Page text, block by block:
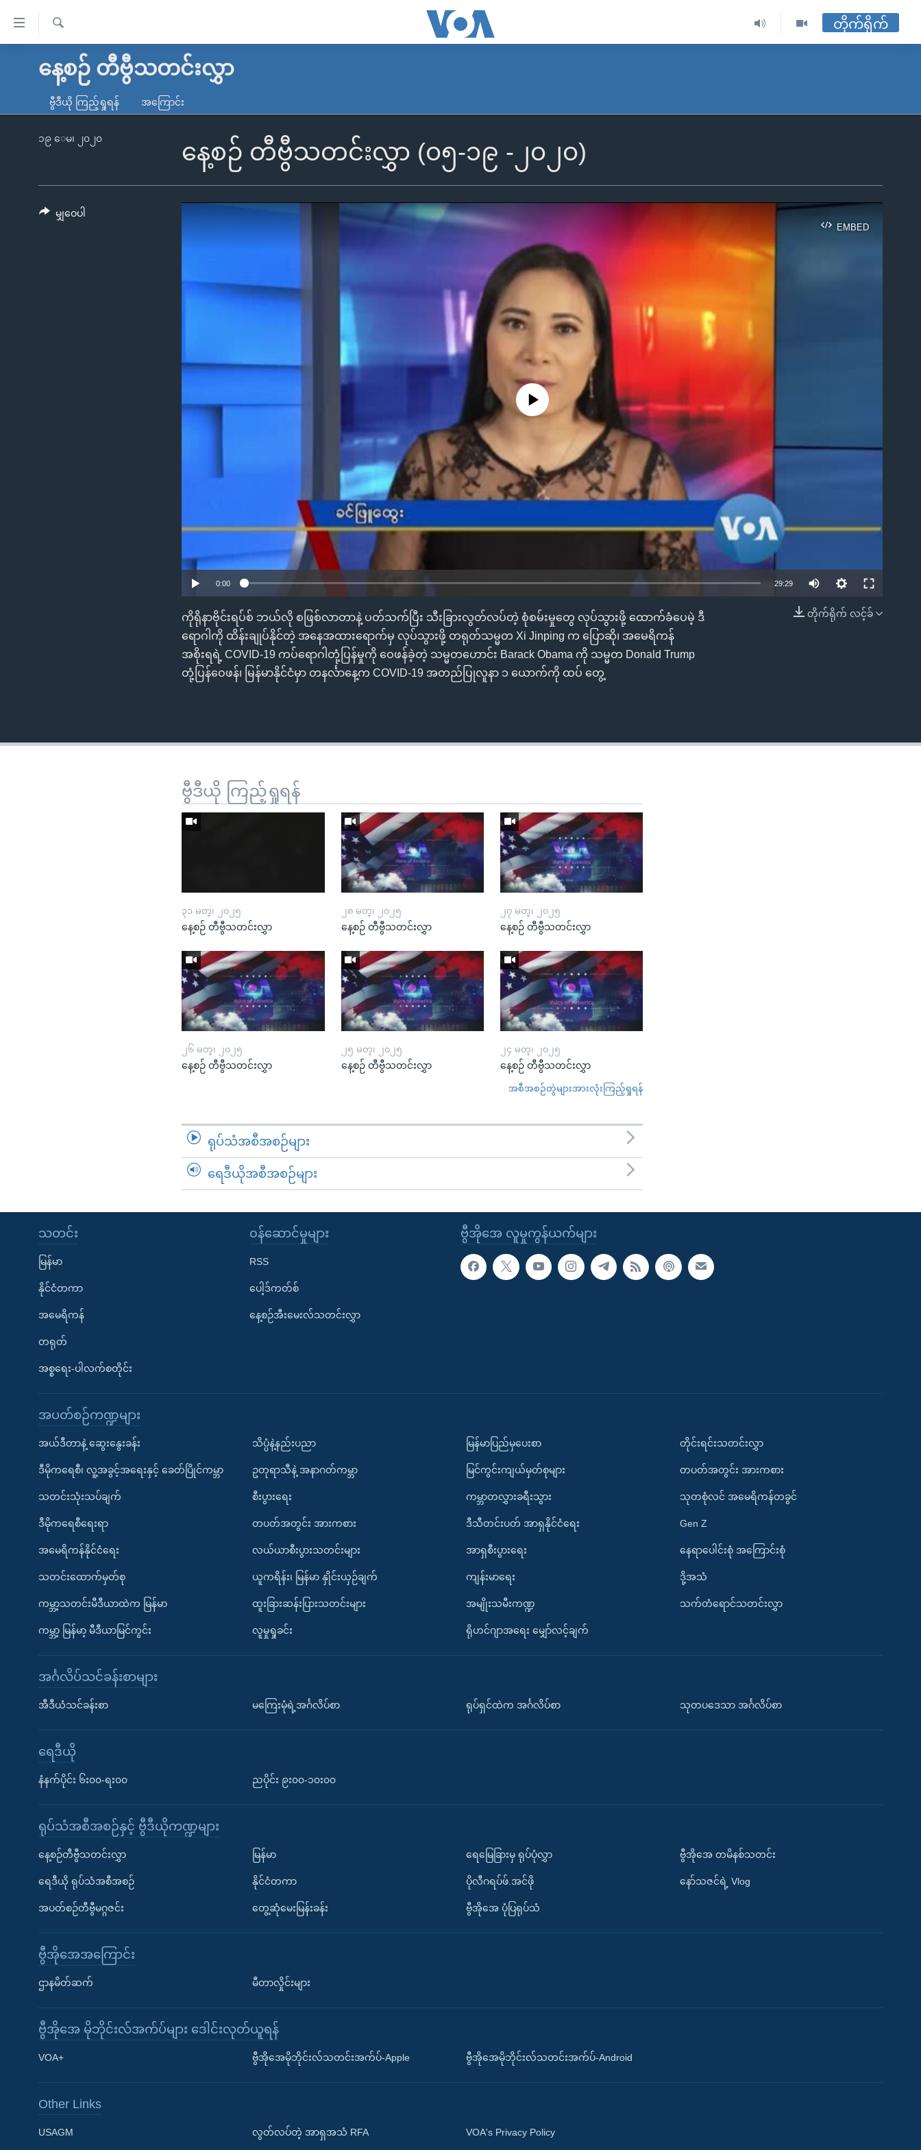
လွယ်ကူ
သည့်
မူလစာမျက်နှာ
ကမ္ဘာ့သတင်းများ
နိုင်ငံတကာ
တရုတ်
အစ္စရေး-ပါလက်စတိုင်း
ရပ်ဝန်းတခု လမ်းတခု အလွန်
အင်္ဂလိပ်စာလေ့လာမယ်
Learning English
ရ
တိုက်ရိုက်
နေ့စဉ် တီဗွီသတင်းလွှာ
ဗွီဒီယို ကြည့်ရှုရန် အကြောင်း
နေ့စဉ် တီဗွီသတင်းလွှာ (၀၅-၁၉ -၂၀၂၀)
၁၉ ေမ၊ ၂၀၂၀
EMBED
EMBED
No media source currently available
0:00 29:29
တိုက်ရိုက် လင့်ခ်
ကိုရိုနာဗိုင်းရပ်စ် ဘယ်လို စဖြစ်လာတာနဲ့ ပတ်သက်ပြီး သီးခြားလွတ်လပ်တဲ့ စုံစမ်းမှုတွေ လုပ်သွားဖို့ ထောက်ခံပေမဲ့ ဒီ
ရောဂါကို ထိန်းချုပ်နိုင်တဲ့ အနေအထားရောက်မှ လုပ်သွားဖို့ တရုတ်သမ္မတ Xi Jinping က ပြောဆို၊ အမေရိကန်
အစိုးရရဲ့ COVID-19 ကပ်ရောဂါတုံ့ပြန်မှုကို ဝေဖန်ခဲ့တဲ့ သမ္မတဟောင်း Barack Obama ကို သမ္မတ Donald Trump
တုံ့ပြန်ဝေဖန်၊ မြန်မာနိုင်ငံမှာ တနင်္လာနေ့က COVID-19 အတည်ပြုလူနာ ၁ ယောက်ကို ထပ် တွေ့
မျှဝေပါ
ဗွီဒီယို ကြည့်ရှုရန်
၃၁ မတ္၊ ၂၀၂၅
နေ့စဉ် တီဗွီသတင်းလွှာ
၂၈ မတ္၊ ၂၀၂၅
နေ့စဉ် တီဗွီသတင်းလွှာ
၂၇ မတ္၊ ၂၀၂၅
နေ့စဉ် တီဗွီသတင်းလွှာ
၂၆ မတ္၊ ၂၀၂၅
နေ့စဉ် တီဗွီသတင်းလွှာ
၂၅ မတ္၊ ၂၀၂၅
နေ့စဉ် တီဗွီသတင်းလွှာ
၂၄ မတ္၊ ၂၀၂၅
နေ့စဉ် တီဗွီသတင်းလွှာ
အစီအစဉ်တွဲများအားလုံးကြည့်ရှုရန်
ရုပ်သံအစီအစဉ်များ
ရေဒီယိုအစီအစဉ်များ
ဗွီအိုအေ လူမှုကွန်ယက်များ
သတင်း
မြန်မာ
နိုင်ငံတကာ
အမေရိကန်
တရုတ်
အစ္စရေး-ပါလက်စတိုင်း
၀န်ဆောင်မှုများ
RSS
ပေါ့ဒ်ကတ်စ်
နေ့စဉ်အီးမေးလ်သတင်းလွှာ
အပတ်စဉ်ကဏ္ဍများ
အယ်ဒီတာနဲ့ ဆွေးနွေးခန်း
ဒီမိုကရေစီ၊ လူ့အခွင့်အရေးနှင့် ခေတ်ပြိုင်ကမ္ဘာ
သတင်းသုံးသပ်ချက်
ဒီမိုကရေစီရေးရာ
အမေရိကန်နိုင်ငံရေး
သတင်းထောက်မှတ်စု
ကမ္ဘာ့သတင်းမီဒီယာထဲက မြန်မာ
ကမ္ဘာ့ မြန်မာ့ မီဒီယာမြင်ကွင်း
သိပ္ပံနဲ့နည်းပညာ
ဥတုရာသီနဲ့ အနာဂတ်ကမ္ဘာ
စီးပွားရေး
တပတ်အတွင်း အားကစား
လယ်ယာစီးပွားသတင်းများ
ယူကရိန်း၊ မြန်မာ နှိုင်းယှဉ်ချက်
ထူးခြားဆန်းပြားသတင်းများ
လူမှုရှုခင်း
မြန်မာပြည်မှပေးစာ
မြင်ကွင်းကျယ်မှတ်စုများ
ကမ္ဘာတလွှားခရီးသွား
ဒီသီတင်းပတ် အာရှနိုင်ငံရေး
အာရှစီးပွားရေး
ကျန်းမာရေး
အမျိုးသမီးကဏ္ဍ
ရိုဟင်ဂျာအရေး မျှော်လင့်ချက်
တိုင်းရင်းသတင်းလွှာ
တပတ်အတွင်း အားကစား
သုတစုံလင် အမေရိကန်တခွင်
Gen Z
နေရာပေါင်းစုံ အကြောင်းစုံ
ဒို့အသံ
သက်တံရောင်သတင်းလွှာ
အင်္ဂလိပ်သင်ခန်းစာများ
အီဒီယံသင်ခန်းစာ မကြေးမုံရဲ့အင်္ဂလိပ်စာ ရုပ်ရှင်ထဲက အင်္ဂလိပ်စာ သုတပဒေသာ အင်္ဂလိပ်စာ
ရေဒီယို
နံနက်ပိုင်း ၆း၀၀-ရး၀၀ ညပိုင်း ၉း၀၀-၁၀း၀၀
ရုပ်သံအစီအစဉ်နှင့် ဗွီဒီယိုကဏ္ဍများ
နေ့စဉ်တီဗွီသတင်းလွှာ
ရေဒီယို ရုပ်သံအစီအစဉ်
အပတ်စဉ်တီဗွီမဂ္ဂဇင်း
မြန်မာ
နိုင်ငံတကာ
တွေ့ဆုံမေးမြန်းခန်း
ရေမြေခြားမှ ရုပ်ပုံလွှာ
ပိုလီဂရပ်ဖ်.အင်ဖို
ဗွီအိုအေ ပုံပြရုပ်သံ
ဗွီအိုအေ တမိနစ်သတင်း
နော်သဇင်ရဲ့ Vlog
ဗွီအိုအေအကြောင်း
ဌာနမိတ်ဆက် မီတာလှိုင်းများ
ဗွီအိုအေ မိုဘိုင်းလ်အက်ပ်များ ဒေါင်းလုတ်ယူရန်
VOA+ ဗွီအိုအေမိုဘိုင်းလ်သတင်းအက်ပ်-Apple ဗွီအိုအေမိုဘိုင်းလ်သတင်းအက်ပ်-Android
Other Links
USAGM လွတ်လပ်တဲ့ အာရှအသံ RFA VOA's Privacy Policy